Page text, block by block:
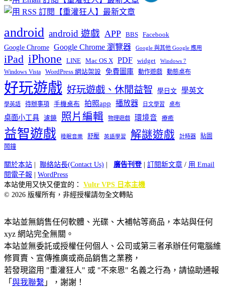
android android 遊戲 APP BBS Facebook
Google Chrome Google Chrome 瀏覽器 Google 與其他 Google 應用
iPad iPhone LINE Mac OS X PDF widget Windows 7
Windows Vista WordPress 網站架設 免費圖庫 動作遊戲 動態桌布
好玩遊戲 好玩遊戲、休閒益智 學日文 學英文
學英語 待辦事項 手機桌布 拍照app 播放器 日文學習 桌布
桌面小工具 濾鏡 照片編輯 物理遊戲 環境音 療癒
益智遊戲 睡眠音樂 舒壓 英語學習 解謎遊戲 計時器
貼圖
鬧鐘
關於本站 聯絡站長(Contact Us) 廣告刊登| 訂閱新文章 / 用 Email
閱電子報
WordPress
本站使用又快又便宜的： Vultr VPS 日本主機
© 2026 版權所有，非經授權請勿全文轉貼
本站並無銷售任何軟體、光碟、大補帖等商品，本站與任何
xyz 網站完全無關。
本站並無委託或授權任何個人、公司或第三者承辦任何電腦維
修買賣、宣傳推廣或商品銷售之業務，
若發現盜用 "重灌狂人" 或 "不來恩" 名義之行為，請協助通報
「 與我聯繫 」，謝謝！